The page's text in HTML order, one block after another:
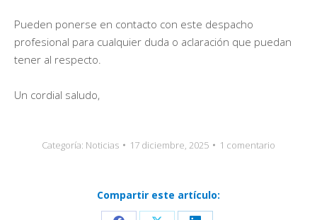
Pueden ponerse en contacto con este despacho
profesional para cualquier duda o aclaración que puedan
tener al respecto.
Un cordial saludo,
Categoría: Noticias 17 diciembre, 2025 1 comentario
Compartir este artículo: